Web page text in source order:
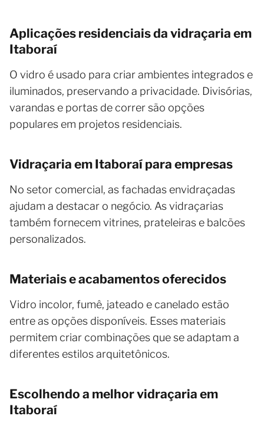
Aplicações residenciais da vidraçaria em
Itaboraí
O vidro é usado para criar ambientes integrados e
iluminados, preservando a privacidade. Divisórias,
varandas e portas de correr são opções
populares em projetos residenciais.
Vidraçaria em Itaboraí para empresas
No setor comercial, as fachadas envidraçadas
ajudam a destacar o negócio. As vidraçarias
também fornecem vitrines, prateleiras e balcões
personalizados.
Materiais e acabamentos oferecidos
Vidro incolor, fumê, jateado e canelado estão
entre as opções disponíveis. Esses materiais
permitem criar combinações que se adaptam a
diferentes estilos arquitetônicos.
Escolhendo a melhor vidraçaria em
Itaboraí